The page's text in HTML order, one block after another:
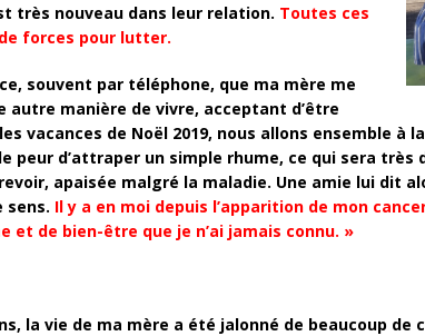
très nouveau dans leur relation. Toutes ces
forces pour lutter.
souvent par téléphone, que ma mère me
autre manière de vivre, acceptant d’être
vacances de Noël 2019, nous allons ensemble à
peur d’attraper un simple rhume, ce qui sera
apaisée malgré la maladie. Une amie lui dit
sens. Il y a en moi depuis l’apparition de mon
de bien-être que je n’ai jamais connu. »
la vie de ma mère a été jalonné de beaucoup de